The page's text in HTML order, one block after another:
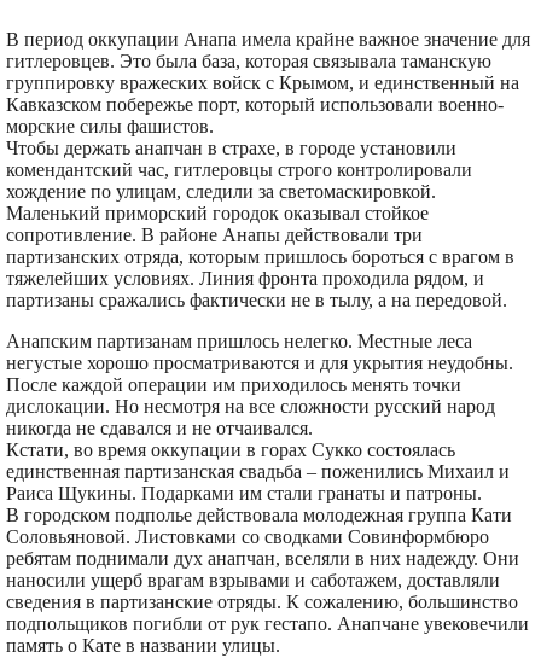
В период оккупации Анапа имела крайне важное значение для
гитлеровцев. Это была база, которая связывала таманскую
группировку вражеских войск с Крымом, и единственный на
Кавказском побережье порт, который использовали военно-
морские силы фашистов.
Чтобы держать анапчан в страхе, в городе установили
комендантский час, гитлеровцы строго контролировали
хождение по улицам, следили за светомаскировкой.
Маленький приморский городок оказывал стойкое
сопротивление. В районе Анапы действовали три
партизанских отряда, которым пришлось бороться с врагом в
тяжелейших условиях. Линия фронта проходила рядом, и
партизаны сражались фактически не в тылу, а на передовой.
Анапским партизанам пришлось нелегко. Местные леса
негустые хорошо просматриваются и для укрытия неудобны.
После каждой операции им приходилось менять точки
дислокации. Но несмотря на все сложности русский народ
никогда не сдавался и не отчаивался.
Кстати, во время оккупации в горах Сукко состоялась
единственная партизанская свадьба – поженились Михаил и
Раиса Щукины. Подарками им стали гранаты и патроны.
В городском подполье действовала молодежная группа Кати
Соловьяновой. Листовками со сводками Совинформбюро
ребятам поднимали дух анапчан, вселяли в них надежду. Они
наносили ущерб врагам взрывами и саботажем, доставляли
сведения в партизанские отряды. К сожалению, большинство
подпольщиков погибли от рук гестапо. Анапчане увековечили
память о Кате в названии улицы.